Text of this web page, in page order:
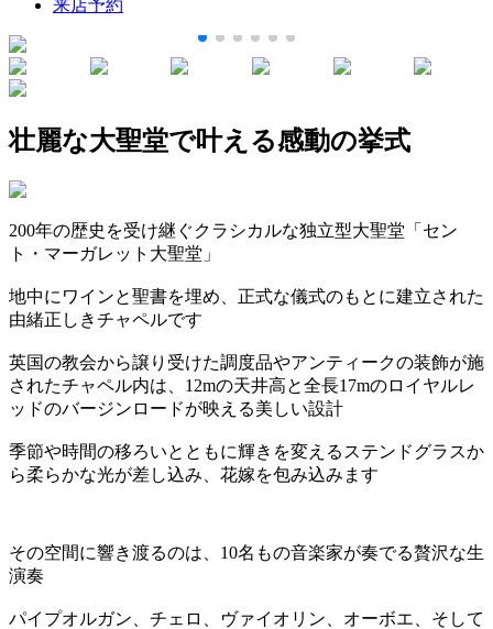
来店予約
壮麗な大聖堂で叶える感動の挙式
200年の歴史を受け継ぐクラシカルな独立型大聖堂「セン
ト・マーガレット大聖堂」
地中にワインと聖書を埋め、正式な儀式のもとに建立された
由緒正しきチャペルです
英国の教会から譲り受けた調度品やアンティークの装飾が施
されたチャペル内は、12mの天井高と全長17mのロイヤルレ
ッドのバージンロードが映える美しい設計
季節や時間の移ろいとともに輝きを変えるステンドグラスか
ら柔らかな光が差し込み、花嫁を包み込みます
その空間に響き渡るのは、10名もの音楽家が奏でる贅沢な生
演奏
パイプオルガン、チェロ、ヴァイオリン、オーボエ、そして